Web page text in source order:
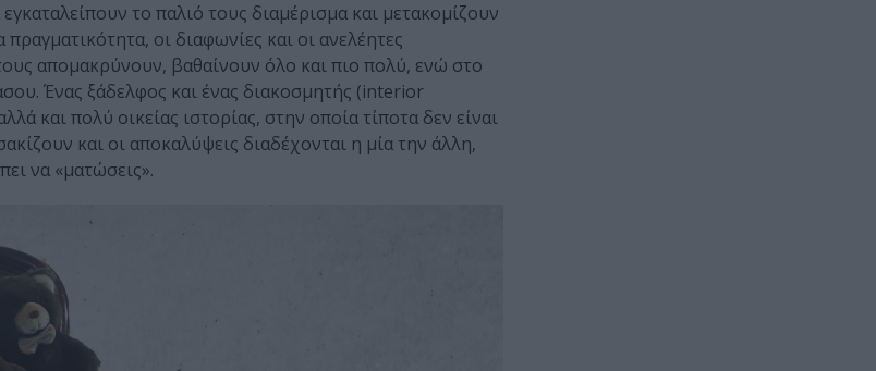
το παλιό τους διαμέρισμα και μετακομίζουν
οι διαφωνίες και οι ανελέητες
απομακρύνουν, βαθαίνουν όλο και πιο πολύ, ενώ στο
Ένας ξάδελφος και ένας διακοσμητής (interior
και πολύ οικείας ιστορίας, στην οποία τίποτα δεν είναι
και οι αποκαλύψεις διαδέχονται η μία την άλλη,
να «ματώσεις».